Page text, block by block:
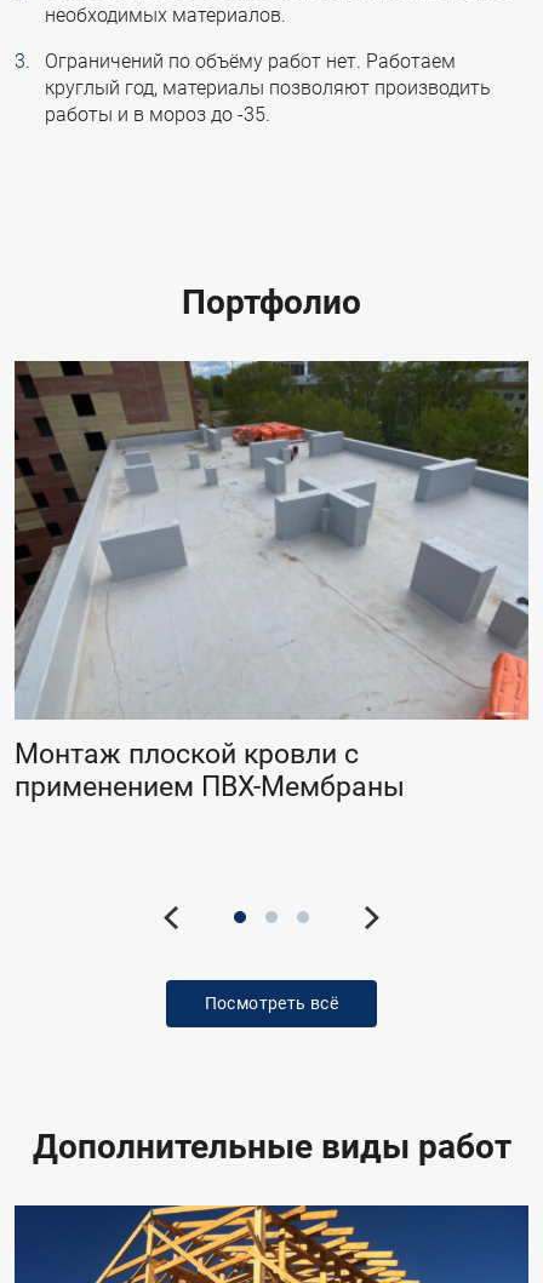
необходимых материалов.
Ограничений по объёму работ нет. Работаем
круглый год, материалы позволяют производить
работы и в мороз до -35.
Портфолио
Монтаж плоской кровли с
применением ПВХ-Мембраны
Посмотреть всё
Дополнительные виды работ